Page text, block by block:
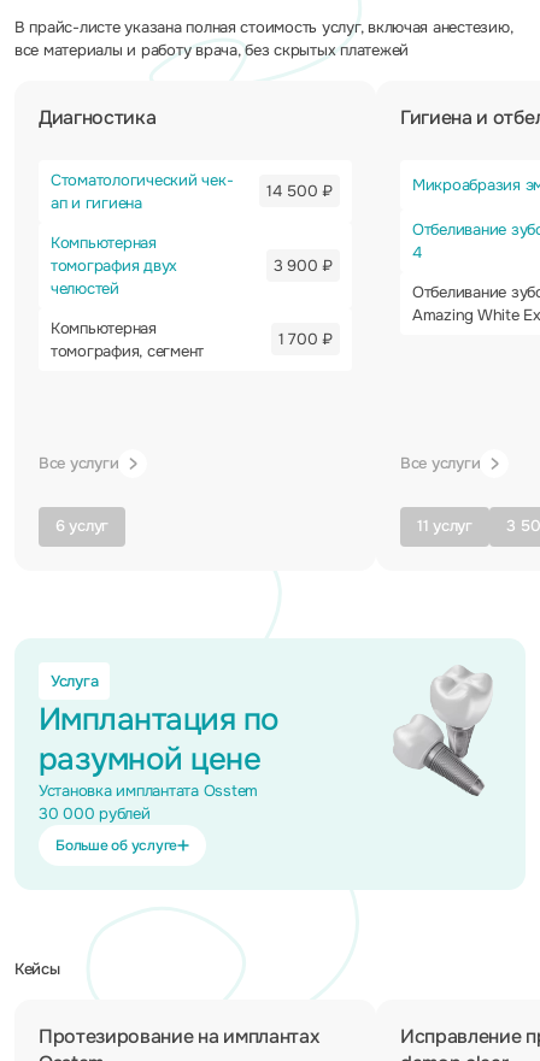
В прайс-листе указана полная стоимость услуг, включая анестезию,
все материалы и работу врача, без скрытых платежей
Диагностика
Стоматологический чек-
ап и гигиена
14 500 ₽
Компьютерная
томография двух
челюстей
3 900 ₽
Компьютерная
томография, сегмент
1 700 ₽
Все услуги
6 услуг
Гигиена и
Микроабразия
Отбеливание
4
Отбеливание
Amazing White
Все услуги
11 услуг 3
Услуга
Имплантация по
разумной цене
Установка имплантата Osstem
30 000 рублей
Больше об услуге
Кейсы
Протезирование на имплантах
Исправление